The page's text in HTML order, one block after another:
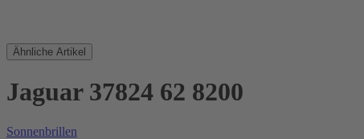
Ähnliche Artikel
Jaguar 37824 62 8200
Sonnenbrillen